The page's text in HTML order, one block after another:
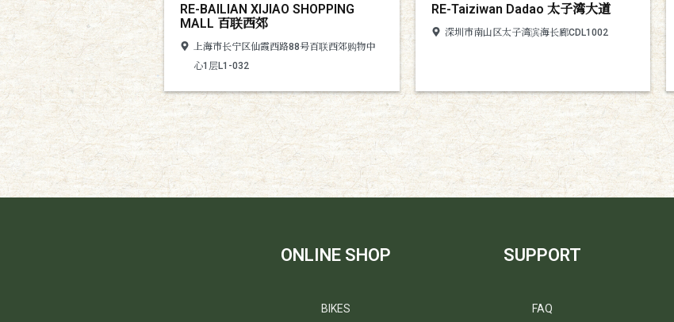
RE-BAILIAN XIJIAO SHOPPING
MALL 百联西郊
上海市长宁区仙霞西路88号百联西郊购物中
心1层L1-032
RE-Taiziwan Dadao 太子湾大道
深圳市南山区太子湾滨海长廊CDL1002
ONLINE SHOP
BIKES
SUPPORT
FAQ